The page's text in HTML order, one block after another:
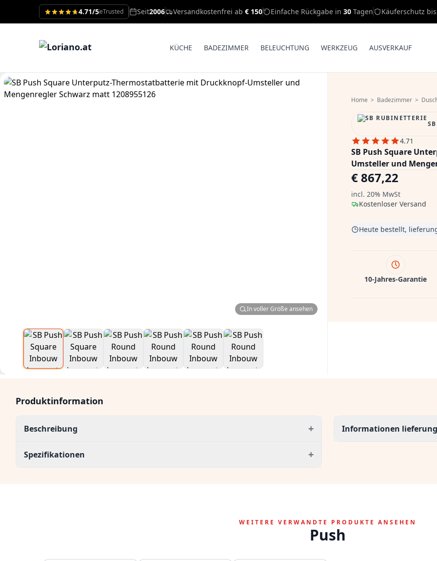
4.71/5eTrusted Seit2006 Versandkostenfrei ab € 150 Einfache Rückgabe in 30 Tagen Käuferschutz bis
KÜCHE BADEZIMMER BELEUCHTUNG WERKZEUG AUSVERKAUF
In voller Größe ansehen
Home > Badezimmer >
4.71
SB Push Square
Umsteller und
€ 867,22
incl. 20% MwSt
Kostenloser Versand
Heute bestellt,
10-Jahres-Garantie
Produktinformation
Beschreibung +
Spezifikationen +
Informationen lieferung
WEITERE VERWANDTE PRODUKTE ANSEHEN
Push